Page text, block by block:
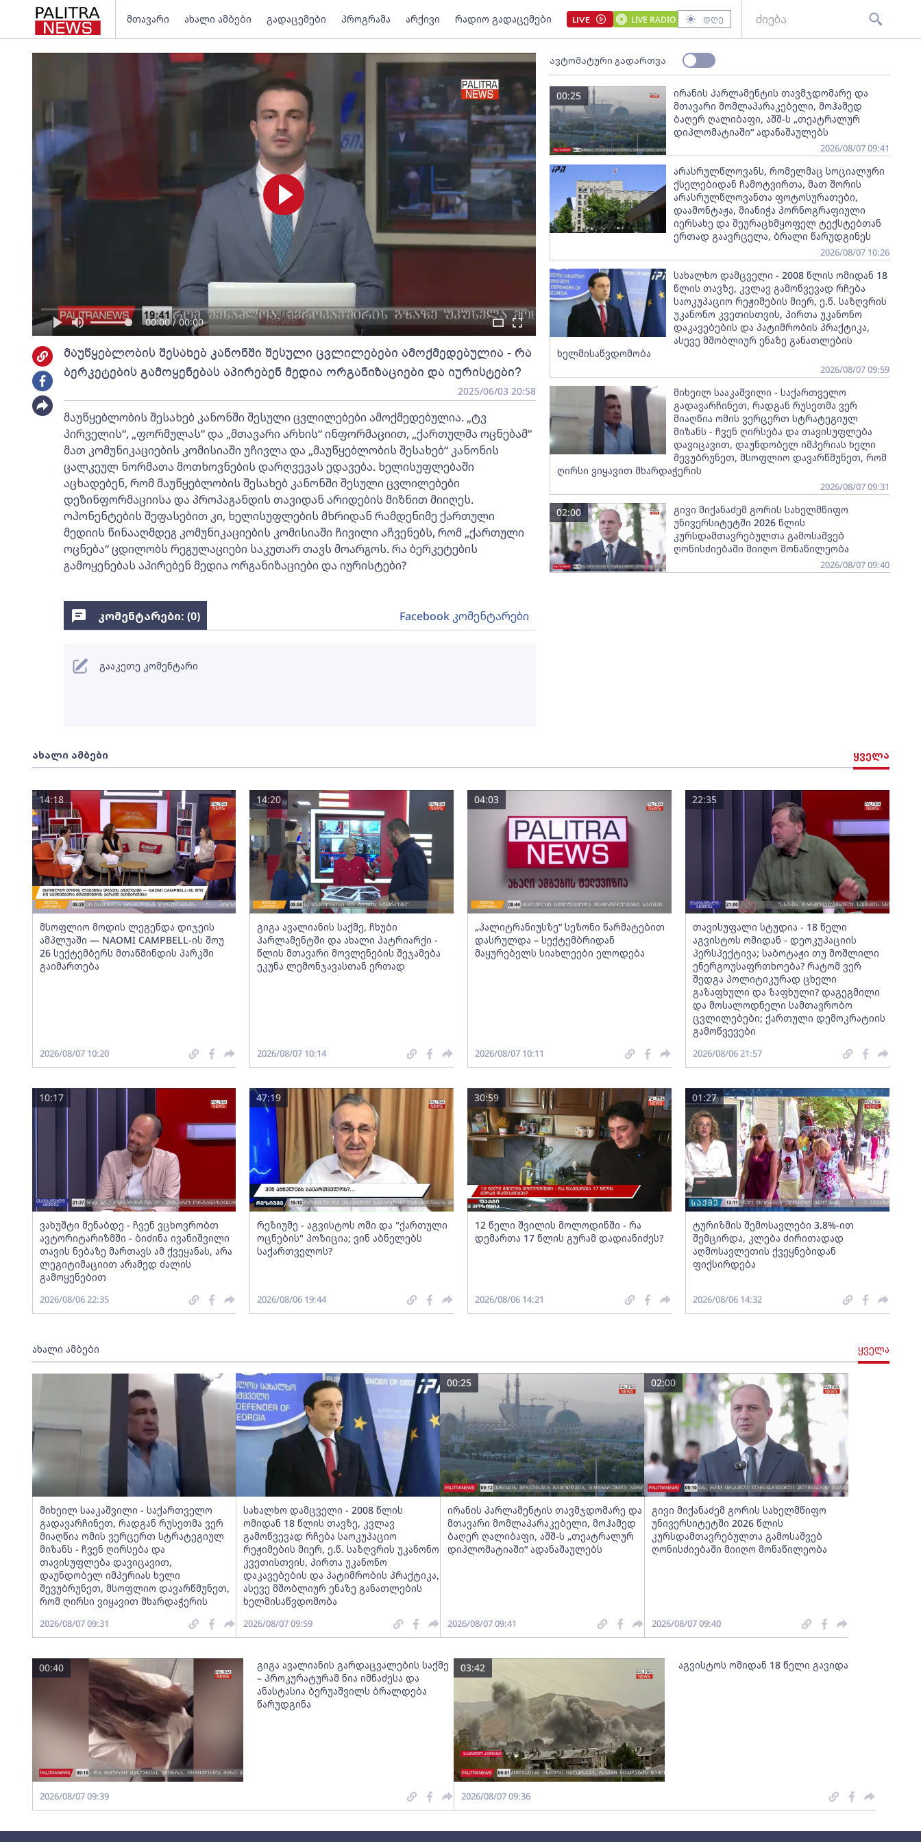
მთავარი ახალი ამბები გადაცემები პროგრამა არქივი რადიო გადაცემები LIVE LIVE RADIO დღე
00:00 / 00:00
მაუწყებლობის შესახებ კანონში შესული ცვლილებები ამოქმედებულია - რა
ბერკეტების გამოყენებას აპირებენ მედია ორგანიზაციები და იურისტები?
2025/06/03 20:58
მაუწყებლობის შესახებ კანონში შესული ცვლილებები ამოქმედებულია. „ტვ
პირველის“, „ფორმულას“ და „მთავარი არხის“ ინფორმაციით, „ქართულმა ოცნებამ“
მათ კომუნიკაციების კომისიაში უჩივლა და „მაუწყებლობის შესახებ“ კანონის
ცალკეულ ნორმათა მოთხოვნების დარღვევას ედავება. ხელისუფლებაში
აცხადებენ, რომ მაუწყებლობის შესახებ კანონში შესული ცვლილებები
დეზინფორმაციისა და პროპაგანდის თავიდან არიდების მიზნით მიიღეს.
ოპონენტების შეფასებით კი, ხელისუფლების მხრიდან რამდენიმე ქართული
მედიის წინააღმდეგ კომუნიკაციების კომისიაში ჩივილი აჩვენებს, რომ „ქართული
ოცნება“ ცდილობს რეგულაციები საკუთარ თავს მოარგოს. რა ბერკეტების
გამოყენებას აპირებენ მედია ორგანიზაციები და იურისტები?
ავტომატური გადართვა
ირანის პარლამენტის თავმჯდომარე და
მთავარი მომლაპარაკებელი, მოჰამედ
ბაღერ ღალიბაფი, აშშ-ს „თეატრალურ
დიპლომატიაში“ ადანაშაულებს
00:25
2026/08/07 09:41
არასრულწლოვანს, რომელმაც სოციალური
ქსელებიდან ჩამოტვირთა, მათ შორის
არასრულწლოვანთა ფოტოსურათები,
დაამონტაჟა, მიანიჭა პორნოგრაფიული
იერსახე და შეურაცხმყოფელ ტექსტებთან
ერთად გაავრცელა, ბრალი წარუდგინეს
2026/08/07 10:26
სახალხო დამცველი - 2008 წლის ომიდან 18
წლის თავზე, კვლავ გამოწვევად რჩება
საოკუპაციო რეჟიმების მიერ, ე.წ. საზღვრის
უკანონო კვეთისთვის, პირთა უკანონო
დაკავებების და პატიმრობის პრაქტიკა,
ასევე მშობლიურ ენაზე განათლების
ხელმისაწვდომობა
2026/08/07 09:59
მიხეილ სააკაშვილი - საქართველო
გადავარჩინეთ, რადგან რუსეთმა ვერ
მიაღწია ომის ვერცერთ სტრატეგიულ
მიზანს - ჩვენ ღირსება და თავისუფლება
დავიცავით, დაუნდობელ იმპერიას ხელი
შევუბრუნეთ, მსოფლიო დავარწმუნეთ, რომ
ღირსი ვიყავით მხარდაჭერის
2026/08/07 09:31
გივი მიქანაძემ გორის სახელმწიფო
უნივერსიტეტში 2026 წლის
კურსდამთავრებულთა გამოსაშვებ
ღონისძიებაში მიიღო მონაწილეობა
02:00
2026/08/07 09:40
ახალი ამბები ყველა
მსოფლიო მოდის ლეგენდა დიჯეის
ამპლუაში — NAOMI CAMPBELL-ის შოუ
26 სექტემბერს მთაწმინდის პარკში
გაიმართება
14:18
2026/08/07 10:20
გიგა ავალიანის საქმე, ჩხუბი
პარლამენტში და ახალი პატრიარქი -
წლის მთავარი მოვლენების შეჯამება
ეკუნა ლემონჯავასთან ერთად
14:20
2026/08/07 10:14
„პალიტრანიუსზე“ სეზონი წარმატებით
დასრულდა – სექტემბრიდან
მაყურებელს სიახლეები ელოდება
04:03
2026/08/07 10:11
თავისუფალი სტუდია - 18 წელი
აგვისტოს ომიდან - დეოკუპაციის
პერსპექტივა; საბოტაჟი თუ მოშლილი
ენერგოუსაფრთხოება? რატომ ვერ
შედგა პოლიტიკურად ცხელი
გაზაფხული და ზაფხული? დაგეგმილი
და მოსალოდნელი სამთავრობო
ცვლილებები; ქართული დემოკრატიის
გამოწვევები
22:35
2026/08/06 21:57
ვახუშტი მენაბდე - ჩვენ ვცხოვრობთ
ავტორიტარიზმში - ბიძინა ივანიშვილი
თავის ნებაზე მართავს ამ ქვეყანას, არა
ლეგიტიმაციით არამედ ძალის
გამოყენებით
10:17
2026/08/06 22:35
რეზიუმე - აგვისტოს ომი და "ქართული
ოცნების" პოზიცია; ვინ აბნელებს
საქართველოს?
47:19
2026/08/06 19:44
12 წელი შვილის მოლოდინში - რა
დემართა 17 წლის გურამ დადიანიძეს?
30:59
2026/08/06 14:21
ტურიზმის შემოსავლები 3.8%-ით
შემცირდა, კლება ძირითადად
აღმოსავლეთის ქვეყნებიდან
ფიქსირდება
01:27
2026/08/06 14:32
ახალი ამბები ყველა
მიხეილ სააკაშვილი - საქართველო
გადავარჩინეთ, რადგან რუსეთმა ვერ
მიაღწია ომის ვერცერთ სტრატეგიულ
მიზანს - ჩვენ ღირსება და
თავისუფლება დავიცავით,
დაუნდობელ იმპერიას ხელი
შევუბრუნეთ, მსოფლიო დავარწმუნეთ,
რომ ღირსი ვიყავით მხარდაჭერის
2026/08/07 09:31
სახალხო დამცველი - 2008 წლის
ომიდან 18 წლის თავზე, კვლავ
გამოწვევად რჩება საოკუპაციო
რეჟიმების მიერ, ე.წ. საზღვრის უკანონო
კვეთისთვის, პირთა უკანონო
დაკავებების და პატიმრობის პრაქტიკა,
ასევე მშობლიურ ენაზე განათლების
ხელმისაწვდომობა
2026/08/07 09:59
ირანის პარლამენტის თავმჯდომარე და
მთავარი მომლაპარაკებელი, მოჰამედ
ბაღერ ღალიბაფი, აშშ-ს „თეატრალურ
დიპლომატიაში“ ადანაშაულებს
00:25
2026/08/07 09:41
გივი მიქანაძემ გორის სახელმწიფო
უნივერსიტეტში 2026 წლის
კურსდამთავრებულთა გამოსაშვებ
ღონისძიებაში მიიღო მონაწილეობა
02:00
2026/08/07 09:40
გიგა ავალიანის გარდაცვალების საქმე
– პროკურატურამ ნია იმნაძესა და
ანასტასია ბერუაშვილს ბრალდება
წარუდგინა
00:40
2026/08/07 09:39
აგვისტოს ომიდან 18 წელი გავიდა
03:42
2026/08/07 09:36
კომენტარები: (0) Facebook კომენტარები
გააკეთე კომენტარი